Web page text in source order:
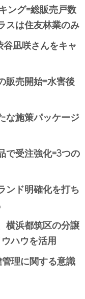
ング=総販売戸数
スは住友林業のみ
凪咲さんをキャ
販売開始=水害後
な施策パッケージ
で受注強化=3つの
ンド明確化を打ち
横浜都筑区の分譲
ハウを活用
理に関する意識